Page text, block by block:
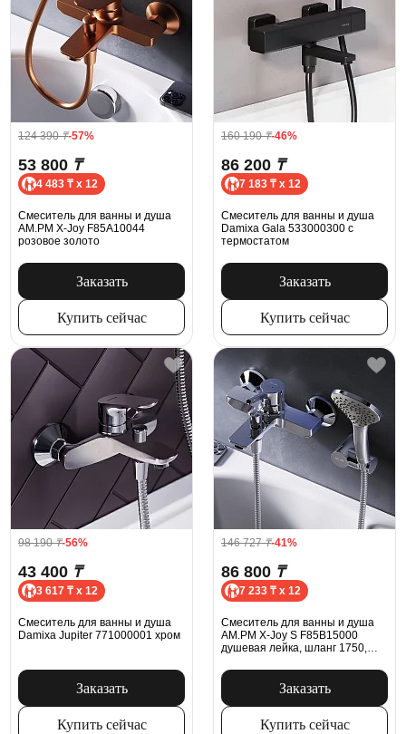
124 390₸-57%
53 800 ₸
4 483 ₸ x 12
Смеситель для ванны и душа
AM.PM X-Joy F85A10044
розовое золото
Заказать
Купить сейчас
160 190₸-46%
86 200 ₸
7 183 ₸ x 12
Смеситель для ванны и душа
Damixa Gala 533000300 с
термостатом
Заказать
Купить сейчас
98 190₸-56%
43 400 ₸
3 617 ₸ x 12
Смеситель для ванны и душа
Damixa Jupiter 771000001 хром
Заказать
Купить сейчас
146 727₸-41%
86 800 ₸
7 233 ₸ x 12
Смеситель для ванны и душа
AM.PM X-Joy S F85B15000
душевая лейка, шланг 1750,
Заказать
Купить сейчас